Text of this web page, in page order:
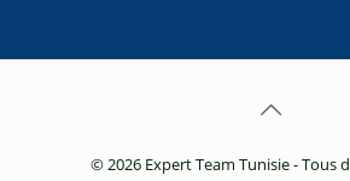
© 2026 Expert Team Tunisie - Tous